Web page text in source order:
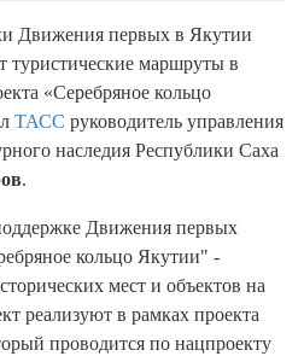
Движения первых в Якутии
туристические маршруты в
«Серебряное кольцо
ТАСС руководитель управления
наследия Республики Саха
.
Движения первых
кольцо Якутии" -
мест и объектов на
реализуют в рамках проекта
проводится по нацпроекту